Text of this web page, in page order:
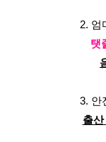
2. 엄
탯
3. 안
출